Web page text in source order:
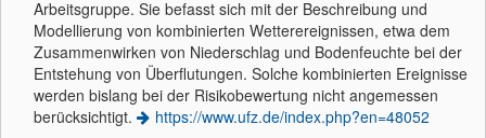
Arbeitsgruppe. Sie befasst sich mit der Beschreibung und
Modellierung von kombinierten Wetterereignissen, etwa dem
Zusammenwirken von Niederschlag und Bodenfeuchte bei der
Entstehung von Überflutungen. Solche kombinierten Ereignisse
werden bislang bei der Risikobewertung nicht angemessen
berücksichtigt.
https://www.ufz.de/index.php?en=48052